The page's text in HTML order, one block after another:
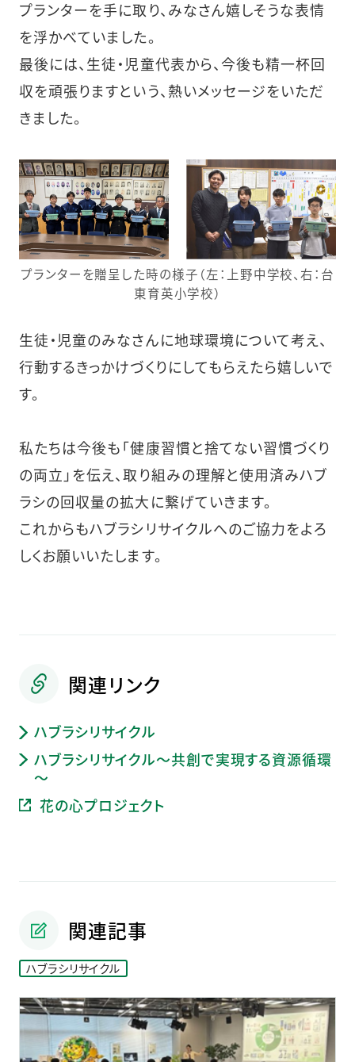
プランターを手に取り、みなさん嬉しそうな表情
を浮かべていました。
最後には、生徒・児童代表から、今後も精一杯回
収を頑張りますという、熱いメッセージをいただ
きました。
プランターを贈呈した時の様子（左：上野中学校、右：台
東育英小学校）
生徒・児童のみなさんに地球環境について考え、
行動するきっかけづくりにしてもらえたら嬉しいで
す。
私たちは今後も「健康習慣と捨てない習慣づくり
の両立」を伝え、取り組みの理解と使用済みハブ
ラシの回収量の拡大に繋げていきます。
これからもハブラシリサイクルへのご協力をよろ
しくお願いいたします。
関連リンク
ハブラシリサイクル
ハブラシリサイクル～共創で実現する資源循環
～
花の心プロジェクト
関連記事
ハブラシリサイクル